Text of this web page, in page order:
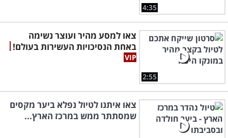
4:35
2:55
צאו למסע מהיר ועוצר נשימה
באחת הנסיכויות העשירות בעולם!
צאו איתנו לטיול נפלא ביער מקסים
שמסתתר ממש במרכז הארץ...